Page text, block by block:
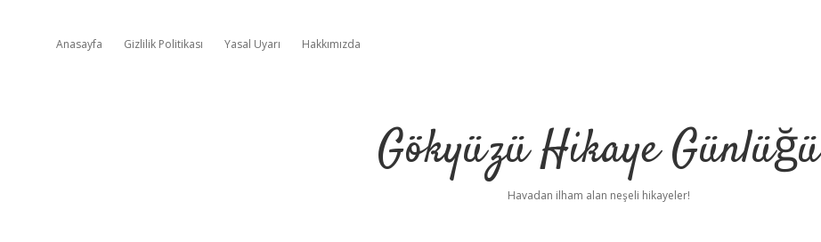
Anasayfa Gizlilik Politikası Yasal Uyarı Hakkımızda
Gökyüzü Hikaye Günlüğü
Havadan ilham alan neşeli hikayeler!